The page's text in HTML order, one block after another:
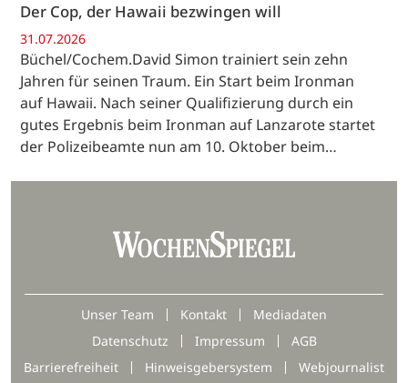
Der Cop, der Hawaii bezwingen will
31.07.2026
Büchel/Cochem.David Simon trainiert sein zehn
Jahren für seinen Traum. Ein Start beim Ironman
auf Hawaii. Nach seiner Qualifizierung durch ein
gutes Ergebnis beim Ironman auf Lanzarote startet
der Polizeibeamte nun am 10. Oktober beim…
Unser Team Kontakt
Mediadaten
Datenschutz
Impressum
AGB
Barrierefreiheit
Hinweisgebersystem Webjournalist